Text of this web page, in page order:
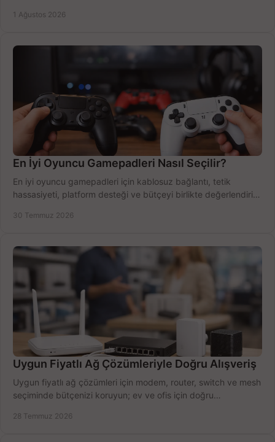
1 Ağustos 2026
En İyi Oyuncu Gamepadleri Nasıl Seçilir?
En iyi oyuncu gamepadleri için kablosuz bağlantı, tetik
hassasiyeti, platform desteği ve bütçeyi birlikte değerlendirin;
30 Temmuz 2026
Uygun Fiyatlı Ağ Çözümleriyle Doğru Alışveriş
Uygun fiyatlı ağ çözümleri için modem, router, switch ve mesh
seçiminde bütçenizi koruyun; ev ve ofis için doğru
28 Temmuz 2026